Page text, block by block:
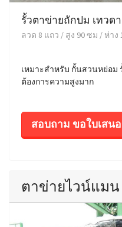
รั้วตาข่ายถักปม เทวด
ลวด 8 แถว / สูง 90 ซม / ห่าง
เหมาะสำหรับ กั้นสวนหย่อม
ต้องการความสูงมาก
สอบถาม ขอใบเสน
ตาข่ายไวน์แมน